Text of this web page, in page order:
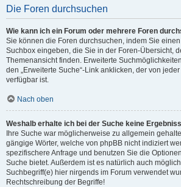
Die Foren durchsuchen
Wie kann ich ein Forum oder mehrere Foren
Sie können die Foren durchsuchen, indem Sie
Suchbox eingeben, die Sie in der Foren-Übersicht,
Themenansicht finden. Erweiterte
den „Erweiterte Suche“-Link anklicken, der von
verfügbar ist.
Nach oben
Weshalb erhalte ich bei der Suche keine
Ihre Suche war möglicherweise zu allgemein
gängige Wörter, welche von phpBB nicht indiziert
spezifischere Anfrage und benutzen Sie die
Suche bietet. Außerdem ist es natürlich auch
Suchbegriff(e) hier nirgends im Forum verwendet
Rechtschreibung der Begriffe!